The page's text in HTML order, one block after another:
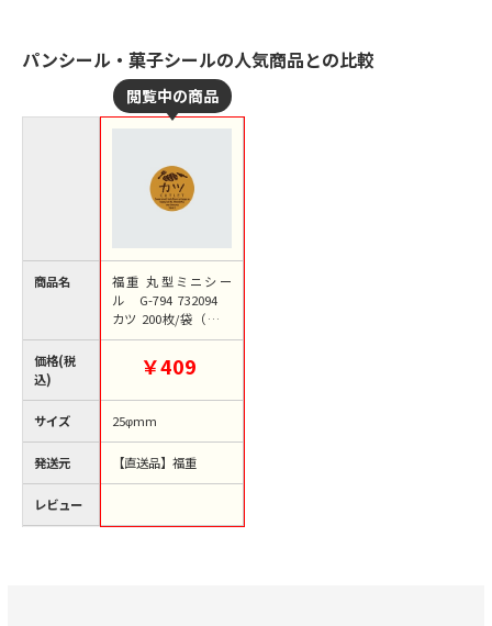
パンシール・菓子シールの人気商品との比較
商品名
価格(税
込)
サイズ
発送元
レビュー
福重 丸型ミニシー
ル G-794 732094
カツ 200枚/袋（ご注
文単位1袋）【直送
￥409
25φmm
【直送品】福重